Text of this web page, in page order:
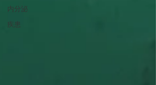
内分泌
疾患